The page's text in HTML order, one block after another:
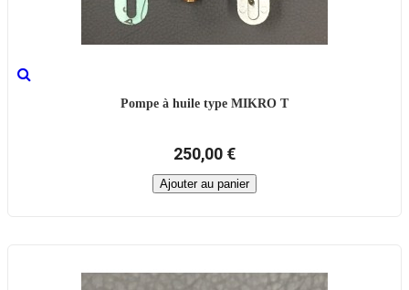
Pompe à huile type MIKRO T
250,00 €
Ajouter au panier